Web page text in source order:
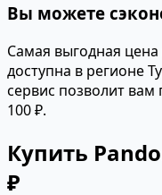
Вы можете
Самая выгодная
доступна в регионе
сервис позволит вам
100 ₽.
Купить
₽